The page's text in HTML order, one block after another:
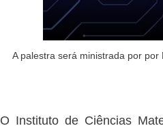
A palestra será ministrada por
O Instituto de Ciências